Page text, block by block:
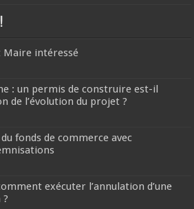
Maire intéressé
: un permis de construire est-il
de l’évolution du projet ?
fonds de commerce avec
exécuter l’annulation d’une